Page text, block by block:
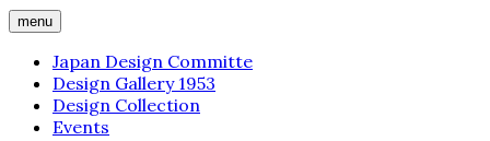
menu
Japan Design Committe
Design Gallery 1953
Design Collection
Events